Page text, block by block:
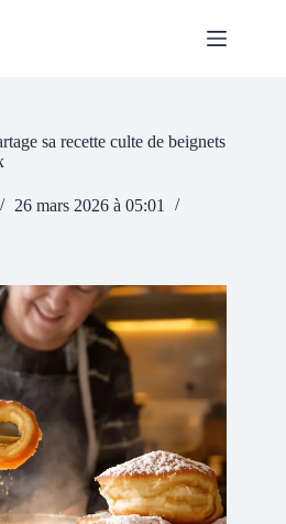
sa recette culte de beignets
26 mars 2026 à 05:01